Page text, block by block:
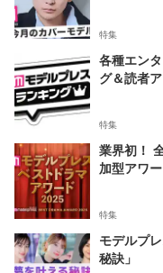
特集
各種エン
グ＆読者
特集
業界初！
加型アワ
特集
モデルプ
秘訣」